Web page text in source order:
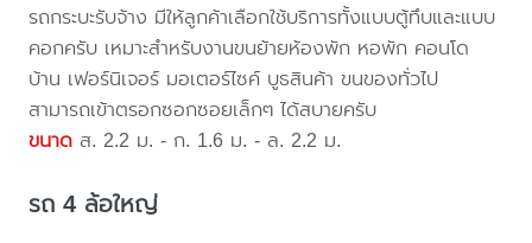
รถกระบะรับจ้าง มีให้ลูกค้าเลือกใช้บริการทั้งแบบตู้ทึบและแบบ
คอกครับ เหมาะสำหรับงานขนย้ายห้องพัก หอพัก คอนโด
บ้าน เฟอร์นิเจอร์ มอเตอร์ไซค์ บูธสินค้า ขนของทั่วไป
สามารถเข้าตรอกซอกซอยเล็กๆ ได้สบายครับ
ขนาด ส. 2.2 ม. - ก. 1.6 ม. - ล. 2.2 ม.
รถ 4 ล้อใหญ่